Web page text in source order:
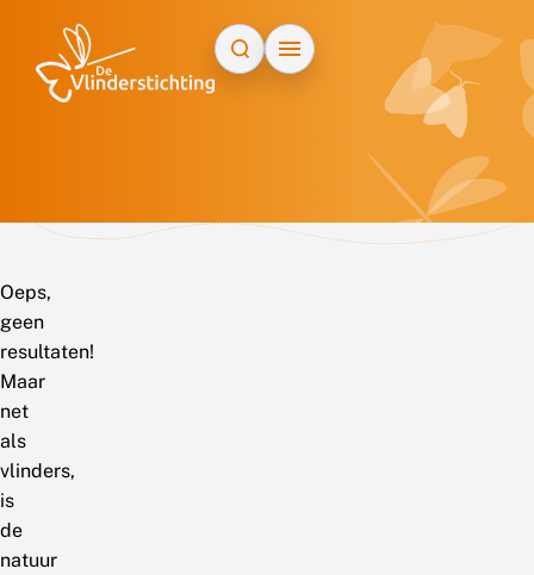
Oeps,
geen
resultaten!
Maar
net
als
vlinders,
is
de
natuur